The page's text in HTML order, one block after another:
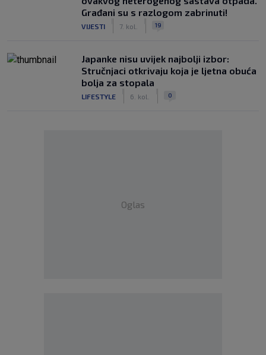
Građani su s razlogom zabrinuti!
VIJESTI 7. kol. 19
Japanke nisu uvijek najbolji izbor:
Stručnjaci otkrivaju koja je ljetna obuća
bolja za stopala
LIFESTYLE 6. kol. 0
Oglas